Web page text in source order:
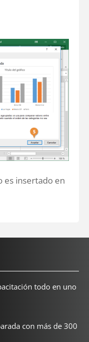
es insertado en
todo en uno
con más de 300